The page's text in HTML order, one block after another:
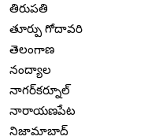
తిరుపతి
తూర్పు గోదావరి
తెలంగాణ
నంద్యాల
నాగర్‌కర్నూల్
నారాయణపేట
నిజామాబాద్